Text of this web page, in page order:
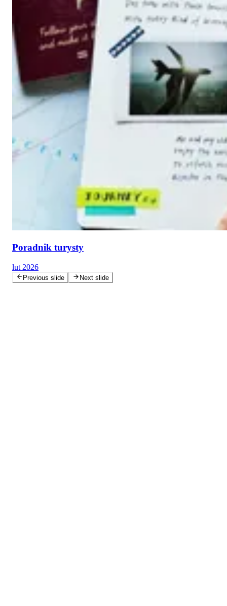
Poradnik turysty
lut 2026
Previous slide Next slide